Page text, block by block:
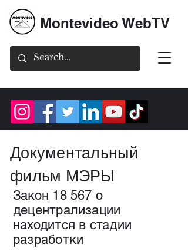
Montevideo WebTV
Документальный
фильм МЭРЫ
Закон 18 567 о
децентрализации
находится в стадии
разработки